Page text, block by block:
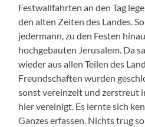
Festwallfahrten an den Tag
den alten Zeiten des Landes.
jedermann, zu den Festen
hochgebauten Jerusalem. Da
wieder aus allen Teilen des
Freundschaften wurden
sonst vereinzelt und zerstreut
hier vereinigt. Es lernte sich
Ganzes erfassen. Nichts trug